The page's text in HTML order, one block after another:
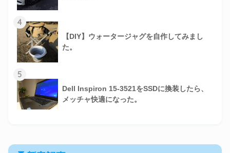
4
【DIY】ウォータージャグを自作してみまし
た。
5
Dell Inspiron 15-3521をSSDに換装したら、
メッチャ快適になった。